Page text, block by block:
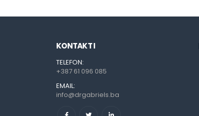
KONTAKT I
TELEFON:
+387 61 096 085
EMAIL:
info@drgabriels.ba